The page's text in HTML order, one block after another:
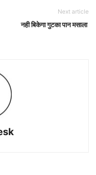
Next article
नही बिकेगा गुटका पान मसाला